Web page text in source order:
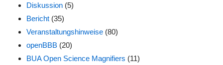
Diskussion (5)
Bericht (35)
Veranstaltungshinweise (80)
openBBB (20)
BUA Open Science Magnifiers (11)